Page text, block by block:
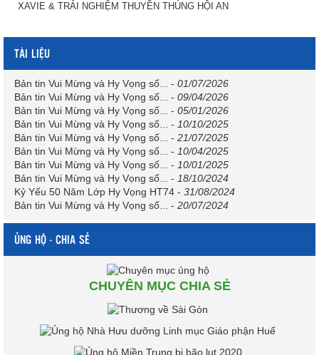
XAVIE & TRẢI NGHIỆM THUYỀN THÚNG HỘI AN
TÀI LIỆU
Bản tin Vui Mừng và Hy Vọng số... - 01/07/2026
Bản tin Vui Mừng và Hy Vọng số... - 09/04/2026
Bản tin Vui Mừng và Hy Vọng số... - 05/01/2026
Bản tin Vui Mừng và Hy Vọng số... - 10/10/2025
Bản tin Vui Mừng và Hy Vọng số... - 21/07/2025
Bản tin Vui Mừng và Hy Vọng số... - 10/04/2025
Bản tin Vui Mừng và Hy Vọng số... - 10/01/2025
Bản tin Vui Mừng và Hy Vọng số... - 18/10/2024
Kỷ Yếu 50 Năm Lớp Hy Vọng HT74 - 31/08/2024
Bản tin Vui Mừng và Hy Vọng số... - 20/07/2024
ỦNG HỘ - CHIA SẺ
CHUYÊN MỤC CHIA SẺ